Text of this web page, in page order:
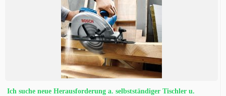
Ich suche neue Herausforderung a. selbstständiger Tischler u.